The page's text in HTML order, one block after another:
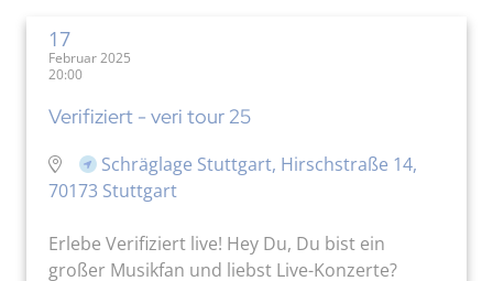
17
Februar 2025
20:00
Verifiziert - veri tour 25
Schräglage Stuttgart, Hirschstraße 14,
70173 Stuttgart
Erlebe Verifiziert live! Hey Du, Du bist ein
großer Musikfan und liebst Live-Konzerte?